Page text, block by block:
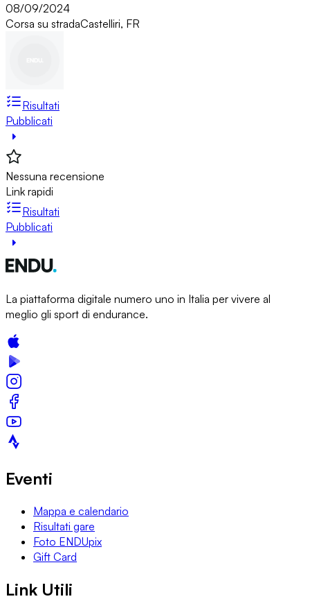
08/09/2024
Corsa su stradaCastelliri, FR
Risultati
Pubblicati
Nessuna recensione
Link rapidi
Risultati
Pubblicati
La piattaforma digitale numero uno in Italia per vivere al
meglio gli sport di endurance.
Eventi
Mappa e calendario
Risultati gare
Foto ENDUpix
Gift Card
Link Utili